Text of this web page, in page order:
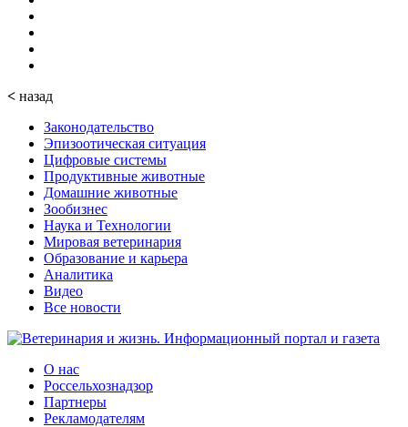
< назад
Законодательство
Эпизоотическая ситуация
Цифровые системы
Продуктивные животные
Домашние животные
Зообизнес
Наука и Технологии
Мировая ветеринария
Образование и карьера
Аналитика
Видео
Все новости
О нас
Россельхознадзор
Партнеры
Рекламодателям